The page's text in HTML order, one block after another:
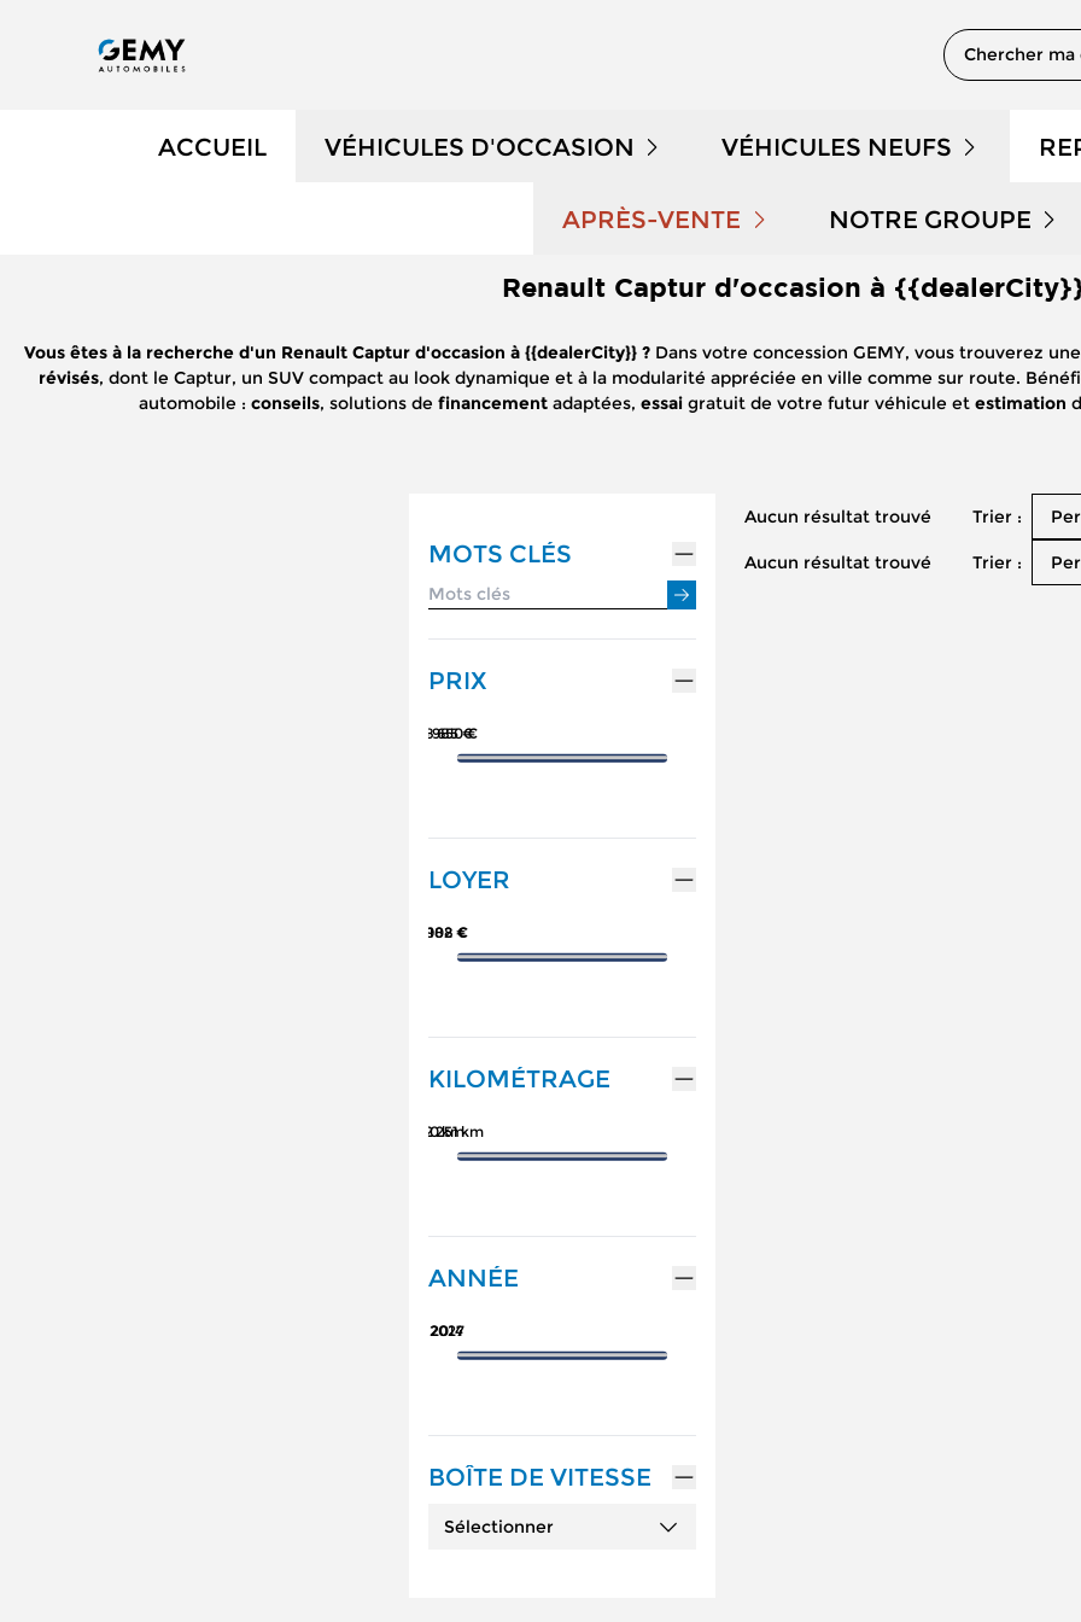
Chercher ma
ACCUEIL VÉHICULES D'OCCASION
NOS OCCASIONS EN STOCK
VÉHICULES DE DÉMONSTRATION
OCCASIONS FAIBLE KILOMÉTRAGE
VÉHICULES NEUFS
NOTRE GAMME PEUGEOT
NOTRE GAMME CITROËN
NOTRE GAMME DS
NOTRE GAMME DACIA
APRÈS-VENTE
PRENDRE RENDEZ-VOUS
NOS OFFRES APRÈS-VENTE
ENTRETIEN VÉHICULE ÉLECTRIQUE
ENTRETIEN VÉHICULE HYBRIDE
NOTRE GROUPE
QUI SOMMES NOUS
NOUS REJOINDRE
PARRAINAGE GEMY
ASSURANCES GEMY
Renault Captur d'occasion à
Vous êtes à la recherche d'un Renault Captur d'occasion à {{dealerCity}} ? Dans votre concession GEMY, vous trouverez
révisés, dont le Captur, un SUV compact au look dynamique et à la modularité appréciée en ville comme sur route.
automobile : conseils, solutions de financement adaptées, essai gratuit de votre futur véhicule et estimation
MOTS CLÉS
PRIX
5 985 €
78 650 €
LOYER
102 €
988 €
KILOMÉTRAGE
0 km
162 251 km
ANNÉE
2014
2027
BOÎTE DE VITESSE
Sélectionner
Aucun résultat trouvé Trier :
Aucun résultat trouvé Trier :